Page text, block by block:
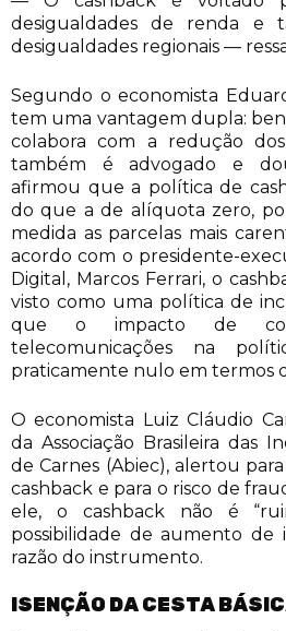
desigualdades de renda e
desigualdades regionais —
Segundo o economista
tem uma vantagem dupla:
colabora com a redução
também é advogado e
afirmou que a política de
do que a de alíquota zero,
medida as parcelas mais
acordo com o presidente-
Digital, Marcos Ferrari, o
visto como uma política de
que o impacto de
telecomunicações na
praticamente nulo em termos
O economista Luiz Cláudio
da Associação Brasileira das
de Carnes (Abiec), alertou
cashback e para o risco de
ele, o cashback não é
possibilidade de aumento de
razão do instrumento.
ISENÇÃO DA CESTA